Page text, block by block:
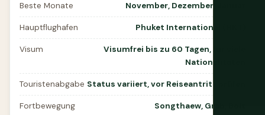
Beste Monate November, Dezember, Januar
Hauptflughafen Phuket International (HKT)
Visum
Visumfrei bis zu 60 Tagen, für viele
Nationalitäten
Touristenabgabe Status variiert, vor Reiseantritt prüfen
Fortbewegung Songthaew, Grab, Bolt